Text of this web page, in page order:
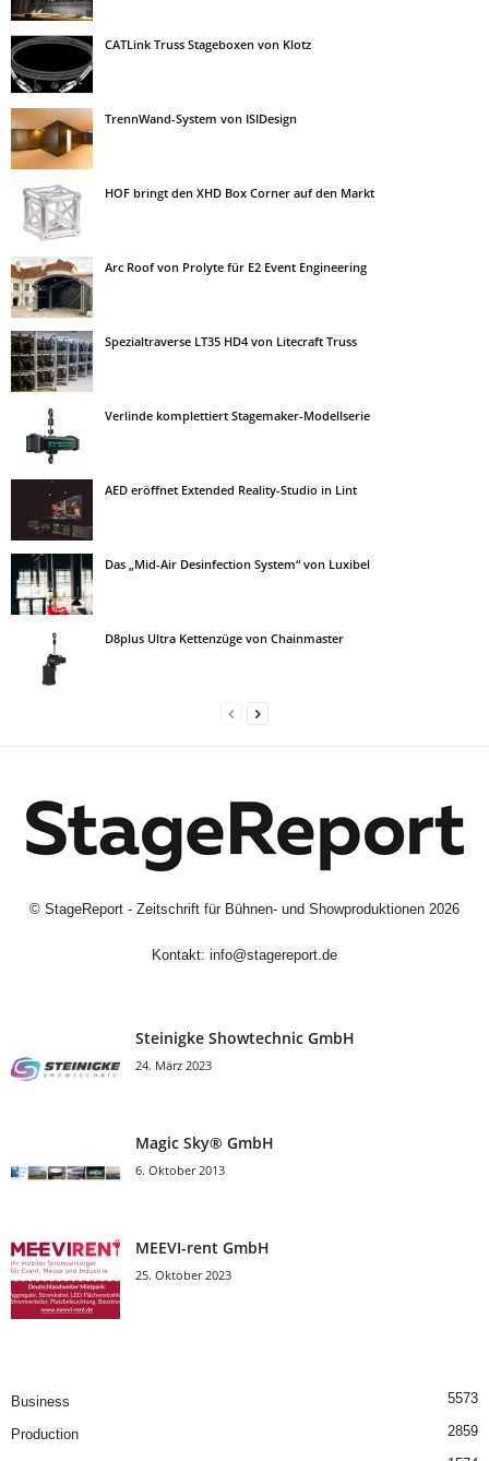
CATLink Truss Stageboxen von Klotz
TrennWand-System von ISIDesign
HOF bringt den XHD Box Corner auf den Markt
Arc Roof von Prolyte für E2 Event Engineering
Spezialtraverse LT35 HD4 von Litecraft Truss
Verlinde komplettiert Stagemaker-Modellserie
AED eröffnet Extended Reality-Studio in Lint
Das „Mid-Air Desinfection System“ von Luxibel
D8plus Ultra Kettenzüge von Chainmaster
© StageReport - Zeitschrift für Bühnen- und Showproduktionen 2026
Kontakt: info@stagereport.de
Steinigke Showtechnic GmbH
24. März 2023
Magic Sky® GmbH
6. Oktober 2013
MEEVI-rent GmbH
25. Oktober 2023
Business 5573
Production 2859